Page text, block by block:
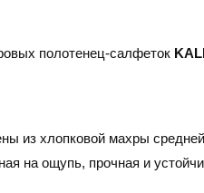
полотенец-салфеток
из хлопковой махры
на ощупь, прочная и